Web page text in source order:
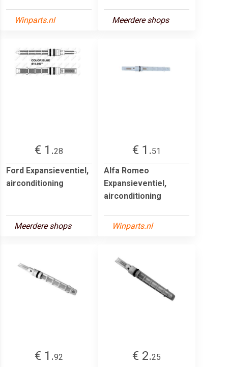
Winparts.nl Meerdere shops
€ 1.28
Ford Expansieventiel,
airconditioning
Meerdere shops
€ 1.51
Alfa Romeo
Expansieventiel,
airconditioning
Winparts.nl
€ 1.92
€ 2.25